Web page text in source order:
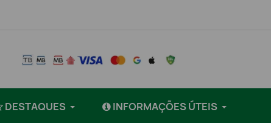
DESTAQUES INFORMAÇÕES ÚTEIS